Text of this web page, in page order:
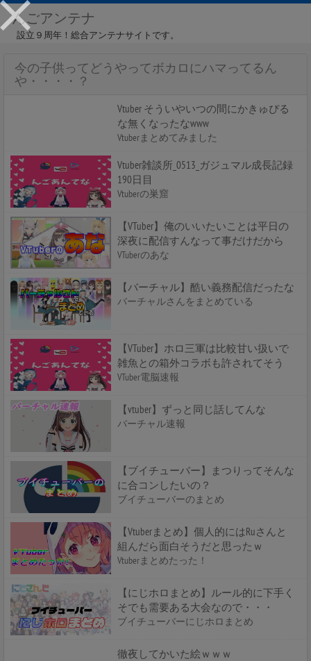
んごアンテナ
設立９周年！総合アンテナサイトです。
今の子供ってどうやってボカロにハマってるん
や・・・・？
Vtuber そういやいつの間にかきゅぴる
な無くなったなwww
Vtuberまとめてみました
Vtuber雑談所_0513_ガジュマル成長記録
190日目
Vtuberの巣窟
【VTuber】俺のいいたいことは平日の
深夜に配信すんなって事だけだから
VTuberのあな
【バーチャル】酷い義務配信だったな
バーチャルさんをまとめている
【VTuber】ホロ三軍は比較甘い扱いで
雑魚との箱外コラボも許されてそう
VTuber電脳速報
【vtuber】ずっと同じ話してんな
バーチャル速報
【ブイチューバー】まつりってそんな
に合コンしたいの？
ブイチューバーのまとめ
【Vtuberまとめ】個人的にはRuさんと
組んだら面白そうだと思ったｗ
Vtuberまとめたった！
【にじホロまとめ】ルール的に下手く
そでも需要ある大会なので・・・
ブイチューバーにじホロまとめ
徹夜してかいた絵ｗｗｗ